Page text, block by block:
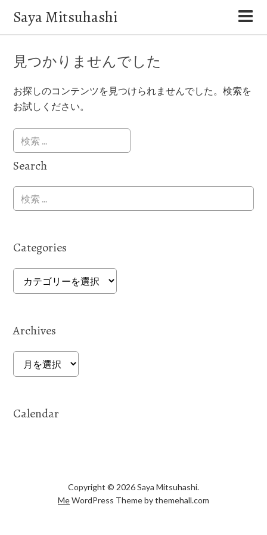
Saya Mitsuhashi
見つかりませんでした
お探しのコンテンツを見つけられませんでした。検索を
お試しください。
Search
Categories
Categories
Archives
Archives
Calendar
Copyright © 2026 Saya Mitsuhashi.
MeWordPress Theme by themehall.com